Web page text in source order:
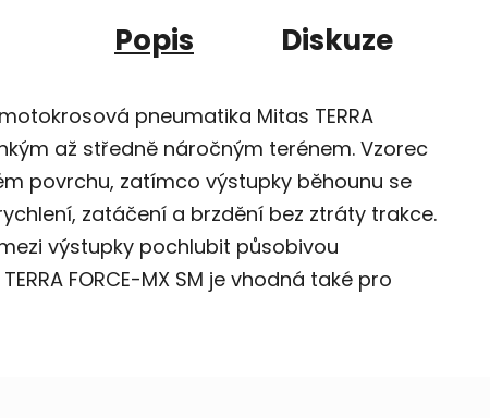
Popis Diskuze
pneumatika Mitas TERRA
až středně náročným terénem. Vzorec
povrchu, zatímco výstupky běhounu se
zatáčení a brzdění bez ztráty trakce.
výstupky pochlubit působivou
FORCE-MX SM je vhodná také pro